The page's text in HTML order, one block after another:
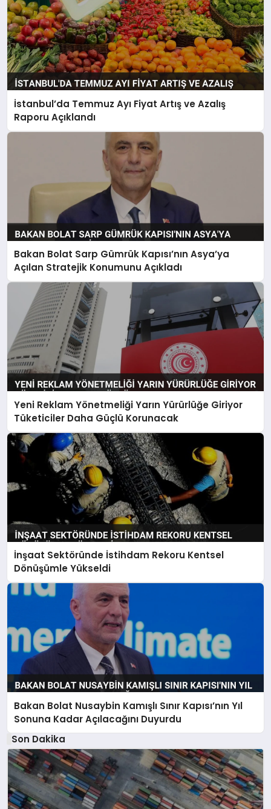
İstanbul’da Temmuz Ayı Fiyat Artış ve Azalış
Raporu Açıklandı
Bakan Bolat Sarp Gümrük Kapısı’nın Asya’ya
Açılan Stratejik Konumunu Açıkladı
Yeni Reklam Yönetmeliği Yarın Yürürlüğe Giriyor
Tüketiciler Daha Güçlü Korunacak
İnşaat Sektöründe İstihdam Rekoru Kentsel
Dönüşümle Yükseldi
Bakan Bolat Nusaybin Kamışlı Sınır Kapısı’nın Yıl
Sonuna Kadar Açılacağını Duyurdu
Son Dakika